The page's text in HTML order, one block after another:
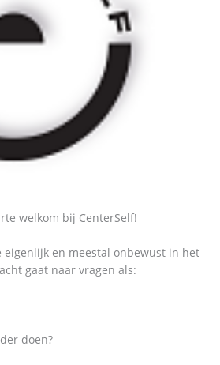
welkom bij CenterSelf!
eigenlijk en meestal onbewust in het
gaat naar vragen als:
doen?